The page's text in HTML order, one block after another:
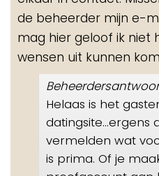
de beheerder mijn e-
mag hier geloof ik niet
wensen uit kunnen
Helaas is het
datingsite...ergens
vermelden wat
is prima. Of je